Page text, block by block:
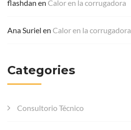
flashdan en Calor en la corrugadora
Ana Suriel en Calor en la corrugadora
Categories
Consultorio Técnico